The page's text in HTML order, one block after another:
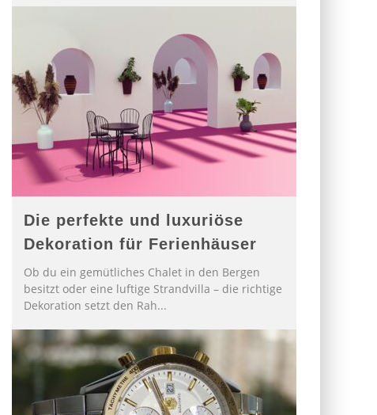
Die perfekte und luxuriöse
Dekoration für Ferienhäuser
Ob du ein gemütliches Chalet in den Bergen
besitzt oder eine luftige Strandvilla – die richtige
Dekoration setzt den Rah...